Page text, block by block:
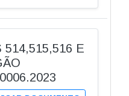
514,515,516 E